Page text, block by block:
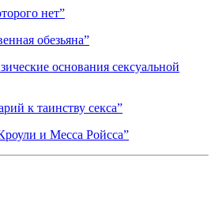
нет”
обезьяна”
основания сексуальной
к таинству секса”
и Месса Ройсса”